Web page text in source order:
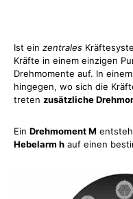
Ist ein zentrales
Kräfte in einem einzigen
Drehmomente auf. In einem
hingegen, wo sich die
treten zusätzliche
Ein Drehmoment M
Hebelarm h auf einen